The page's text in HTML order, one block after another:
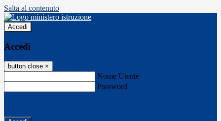
Salta al contenuto
Accedi
Accedi
button close ×
Nome Utente
Password